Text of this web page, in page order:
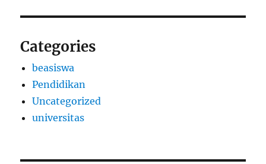
Categories
beasiswa
Pendidikan
Uncategorized
universitas